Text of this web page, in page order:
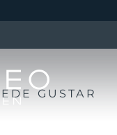
GUSTAR